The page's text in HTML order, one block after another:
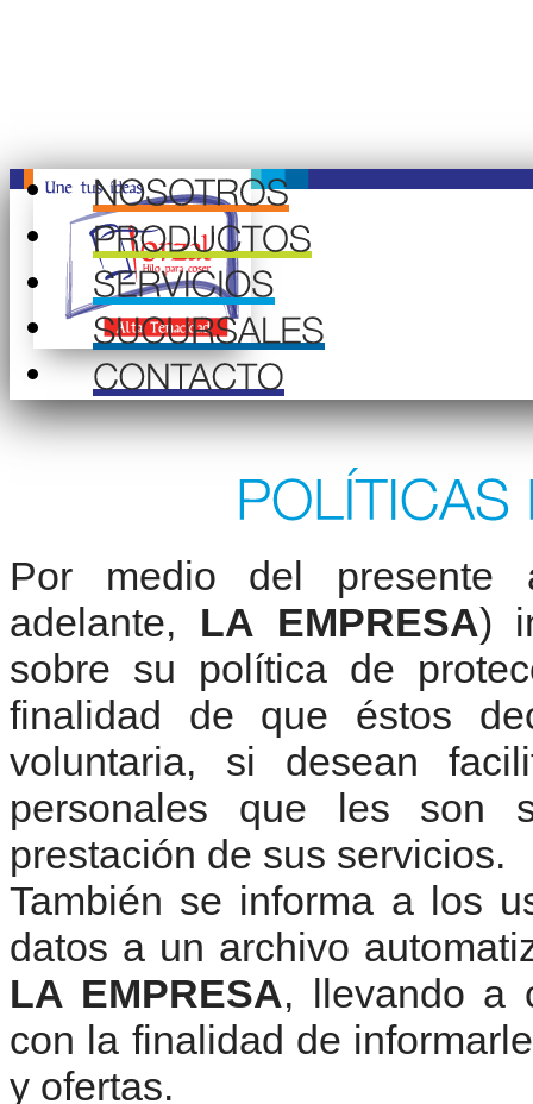
Por medio del presente
adelante, LA EMPRESA)
sobre su política de
finalidad de que éstos
voluntaria, si desean
personales que les son
prestación de sus servicios.
También se informa a los
datos a un archivo
LA EMPRESA, llevando a
con la finalidad de
y ofertas.